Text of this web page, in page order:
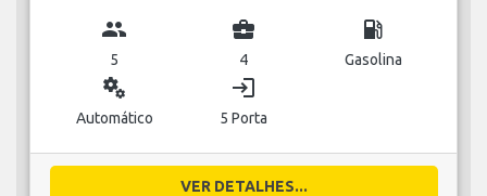
group
5
business_center
4
local_gas_station
Gasolina
miscellaneous_services
Automático
login
5 Porta
VER DETALHES...